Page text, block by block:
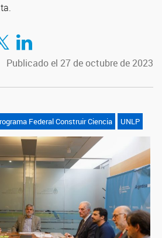
Facebook
en Twitter
Compartir en LinkedIn
Publicado el 27 de octubre de 2023
Federal Construir Ciencia UNLP